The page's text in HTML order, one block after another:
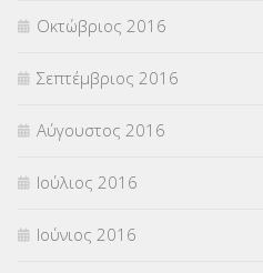
Οκτώβριος 2016
Σεπτέμβριος 2016
Αύγουστος 2016
Ιούλιος 2016
Ιούνιος 2016